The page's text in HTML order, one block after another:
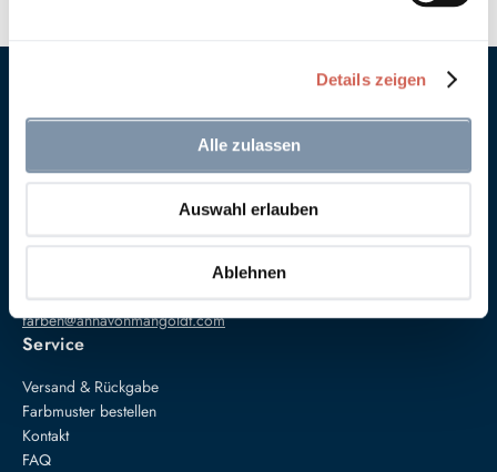
Details zeigen
Alle zulassen
Auswahl erlauben
Ablehnen
Anna von Mangoldt GmbH & Co. KG
Speckgraben 19
+49 5274 3062200
farben@annavonmangoldt.com
Service
Versand & Rückgabe
Farbmuster bestellen
Kontakt
FAQ